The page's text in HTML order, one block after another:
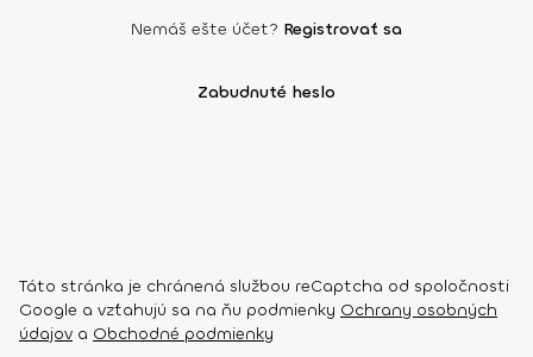
Nemáš ešte účet? Registrovať sa
Zabudnuté heslo
Táto stránka je chránená službou reCaptcha od spoločnosti
Google a vzťahujú sa na ňu podmienky Ochrany osobných
údajov a Obchodné podmienky